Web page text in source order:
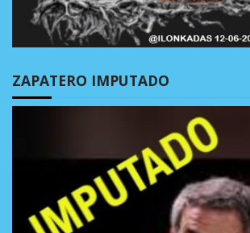
ZAPATERO IMPUTADO